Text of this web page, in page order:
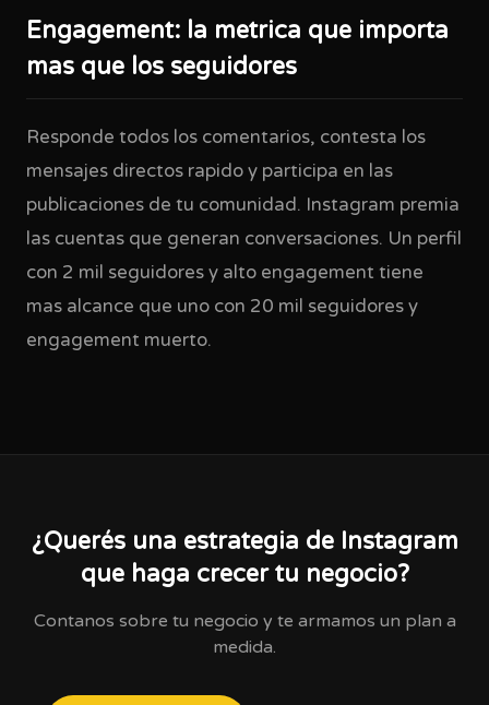
Engagement: la metrica que importa
mas que los seguidores
Responde todos los comentarios, contesta los
mensajes directos rapido y participa en las
publicaciones de tu comunidad. Instagram premia
las cuentas que generan conversaciones. Un perfil
con 2 mil seguidores y alto engagement tiene
mas alcance que uno con 20 mil seguidores y
engagement muerto.
¿Querés una estrategia de Instagram
que haga crecer tu negocio?
Contanos sobre tu negocio y te armamos un plan a
medida.